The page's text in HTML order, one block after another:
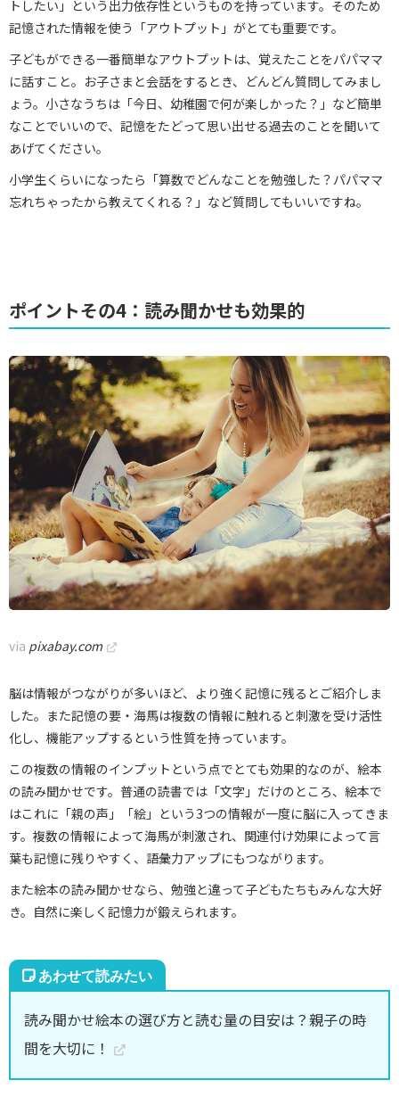
トしたい」という出力依存性というものを持っています。そのため
記憶された情報を使う「アウトプット」がとても重要です。
子どもができる一番簡単なアウトプットは、覚えたことをパパママ
に話すこと。お子さまと会話をするとき、どんどん質問してみまし
ょう。小さなうちは「今日、幼稚園で何が楽しかった？」など簡単
なことでいいので、記憶をたどって思い出せる過去のことを聞いて
あげてください。
小学生くらいになったら「算数でどんなことを勉強した？パパママ
忘れちゃったから教えてくれる？」など質問してもいいですね。
ポイントその4：読み聞かせも効果的
via pixabay.com
脳は情報がつながりが多いほど、より強く記憶に残るとご紹介しま
した。また記憶の要・海馬は複数の情報に触れると刺激を受け活性
化し、機能アップするという性質を持っています。
この複数の情報のインプットという点でとても効果的なのが、絵本
の読み聞かせです。普通の読書では「文字」だけのところ、絵本で
はこれに「親の声」「絵」という3つの情報が一度に脳に入ってきま
す。複数の情報によって海馬が刺激され、関連付け効果によって言
葉も記憶に残りやすく、語彙力アップにもつながります。
また絵本の読み聞かせなら、勉強と違って子どもたちもみんな大好
き。自然に楽しく記憶力が鍛えられます。
読み聞かせ絵本の選び方と読む量の目安は？親子の時
間を大切に！